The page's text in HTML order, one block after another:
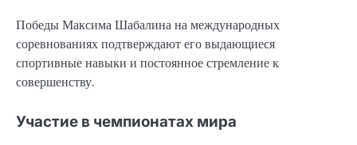
Победы Максима Шабалина на международных
соревнованиях подтверждают его выдающиеся
спортивные навыки и постоянное стремление к
совершенству.
Участие в чемпионатах мира